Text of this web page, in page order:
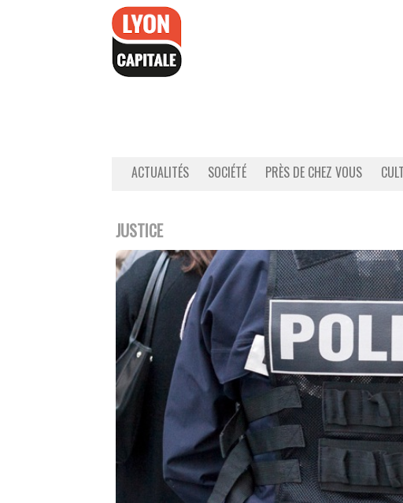
ACTUALITÉS SOCIÉTÉ PRÈS DE CHEZ VOUS
JUSTICE